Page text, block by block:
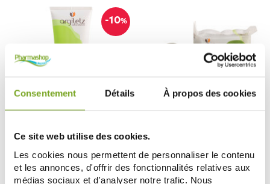
Consentement Détails À propos des cookies
Ce site web utilise des cookies.
Les cookies nous permettent de personnaliser le contenu
et les annonces, d'offrir des fonctionnalités relatives aux
médias sociaux et d'analyser notre trafic. Nous
-10%
ARGILETZ
ARGILETZ PATE ARGILE VERTE
400G
8,90 €
8,01 €
BANDES 5M X 8.5 CM
12,45 €
Предыдущий